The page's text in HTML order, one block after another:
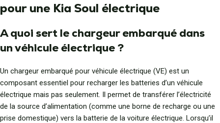
pour une Kia Soul électrique
A quoi sert le chargeur embarqué dans
un véhicule électrique ?
Un chargeur embarqué pour véhicule électrique (VE) est un
composant essentiel pour recharger les batteries d’un véhicule
électrique mais pas seulement. Il permet de transférer l’électricité
de la source d’alimentation (comme une borne de recharge ou une
prise domestique) vers la batterie de la voiture électrique. Lorsqu’il